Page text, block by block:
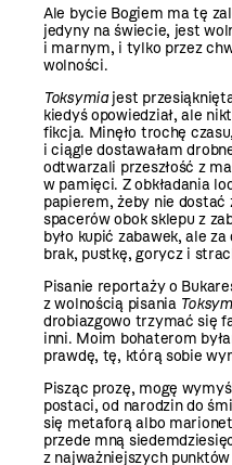
Ale bycie Bogiem ma tę
jedyny na świecie, jest
i marnym, i tylko przez
wolności.
Toksymiajest
kiedyś opowiedział, ale
fikcja. Minęło trochę
i ciągle dostawałam
odtwarzali przeszłość z
w pamięci. Z obkładania
papierem, żeby nie dostać
spacerów obok sklepu z
było kupić zabawek, ale
brak, pustkę, gorycz i
Pisanie reportaży o
z wolnością pisania
drobiazgowo trzymać się
inni. Moim bohaterom
prawdę, tę, którą sobie
Pisząc prozę, mogę
postaci, od narodzin do
się metaforą albo
przede mną
z najważniejszych